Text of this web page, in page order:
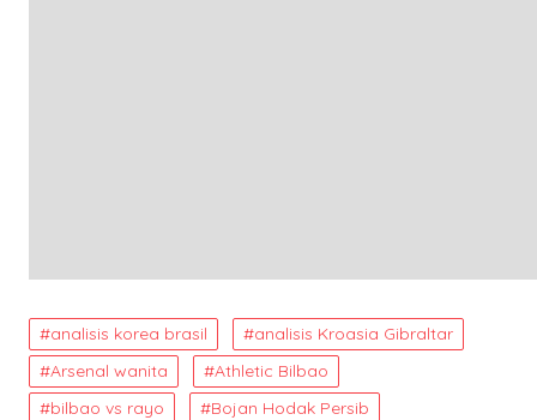
analisis korea brasil
analisis Kroasia Gibraltar
Arsenal wanita
Athletic Bilbao
bilbao vs rayo
Bojan Hodak Persib